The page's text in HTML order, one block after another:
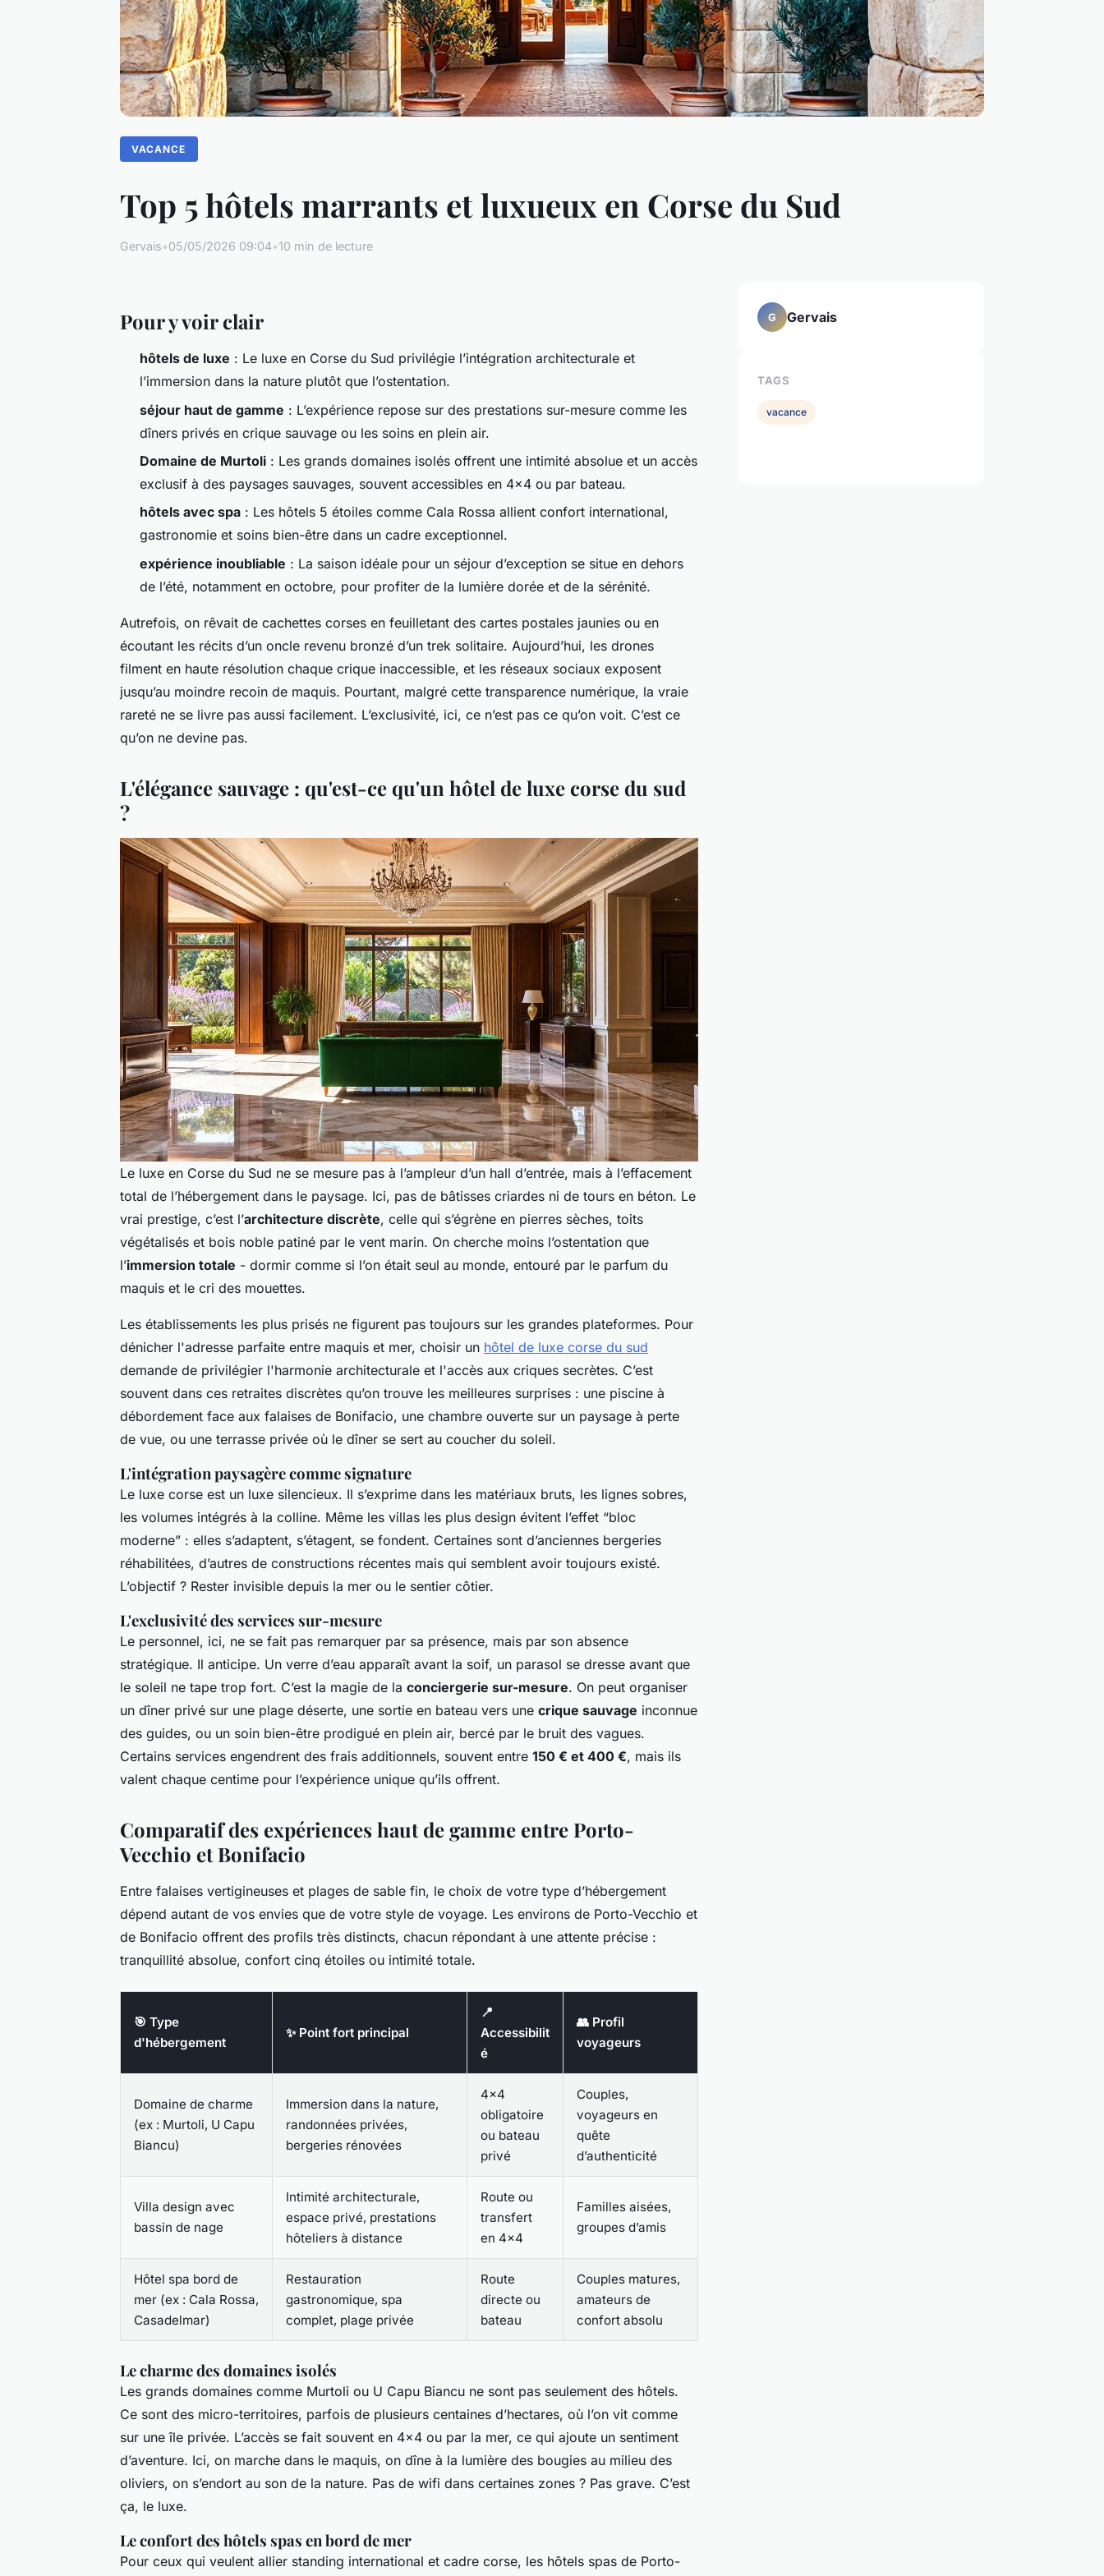
VACANCE
Top 5 hôtels marrants et luxueux en Corse du Sud
Gervais•05/05/2026 09:04•10 min de lecture
Pour y voir clair
hôtels de luxe : Le luxe en Corse du Sud privilégie l’intégration architecturale et
l’immersion dans la nature plutôt que l’ostentation.
séjour haut de gamme : L’expérience repose sur des prestations sur-mesure comme les
dîners privés en crique sauvage ou les soins en plein air.
Domaine de Murtoli : Les grands domaines isolés offrent une intimité absolue et un accès
exclusif à des paysages sauvages, souvent accessibles en 4x4 ou par bateau.
hôtels avec spa : Les hôtels 5 étoiles comme Cala Rossa allient confort international,
gastronomie et soins bien-être dans un cadre exceptionnel.
expérience inoubliable : La saison idéale pour un séjour d’exception se situe en dehors
de l’été, notamment en octobre, pour profiter de la lumière dorée et de la sérénité.
Autrefois, on rêvait de cachettes corses en feuilletant des cartes postales jaunies ou en
écoutant les récits d’un oncle revenu bronzé d’un trek solitaire. Aujourd’hui, les drones
filment en haute résolution chaque crique inaccessible, et les réseaux sociaux exposent
jusqu’au moindre recoin de maquis. Pourtant, malgré cette transparence numérique, la vraie
rareté ne se livre pas aussi facilement. L’exclusivité, ici, ce n’est pas ce qu’on voit. C’est ce
qu’on ne devine pas.
L'élégance sauvage : qu'est-ce qu'un hôtel de luxe corse du sud
?
Le luxe en Corse du Sud ne se mesure pas à l’ampleur d’un hall d’entrée, mais à l’effacement
total de l’hébergement dans le paysage. Ici, pas de bâtisses criardes ni de tours en béton. Le
vrai prestige, c’est l’architecture discrète, celle qui s’égrène en pierres sèches, toits
végétalisés et bois noble patiné par le vent marin. On cherche moins l’ostentation que
l’immersion totale - dormir comme si l’on était seul au monde, entouré par le parfum du
maquis et le cri des mouettes.
Les établissements les plus prisés ne figurent pas toujours sur les grandes plateformes. Pour
dénicher l'adresse parfaite entre maquis et mer, choisir un hôtel de luxe corse du sud
demande de privilégier l'harmonie architecturale et l'accès aux criques secrètes. C’est
souvent dans ces retraites discrètes qu’on trouve les meilleures surprises : une piscine à
débordement face aux falaises de Bonifacio, une chambre ouverte sur un paysage à perte
de vue, ou une terrasse privée où le dîner se sert au coucher du soleil.
L'intégration paysagère comme signature
Le luxe corse est un luxe silencieux. Il s’exprime dans les matériaux bruts, les lignes sobres,
les volumes intégrés à la colline. Même les villas les plus design évitent l’effet “bloc
moderne” : elles s’adaptent, s’étagent, se fondent. Certaines sont d’anciennes bergeries
réhabilitées, d’autres de constructions récentes mais qui semblent avoir toujours existé.
L’objectif ? Rester invisible depuis la mer ou le sentier côtier.
L'exclusivité des services sur-mesure
Le personnel, ici, ne se fait pas remarquer par sa présence, mais par son absence
stratégique. Il anticipe. Un verre d’eau apparaît avant la soif, un parasol se dresse avant que
le soleil ne tape trop fort. C’est la magie de la conciergerie sur-mesure. On peut organiser
un dîner privé sur une plage déserte, une sortie en bateau vers une crique sauvage inconnue
des guides, ou un soin bien-être prodigué en plein air, bercé par le bruit des vagues.
Certains services engendrent des frais additionnels, souvent entre 150 € et 400 €, mais ils
valent chaque centime pour l’expérience unique qu’ils offrent.
Comparatif des expériences haut de gamme entre Porto-
Vecchio et Bonifacio
Entre falaises vertigineuses et plages de sable fin, le choix de votre type d’hébergement
dépend autant de vos envies que de votre style de voyage. Les environs de Porto-Vecchio et
de Bonifacio offrent des profils très distincts, chacun répondant à une attente précise :
tranquillité absolue, confort cinq étoiles ou intimité totale.
🎯 Type
d'hébergement
✨ Point fort principal
📍
Accessibilit
é
👥 Profil
voyageurs
Domaine de charme
(ex : Murtoli, U Capu
Biancu)
Immersion dans la nature,
randonnées privées,
bergeries rénovées
4x4
obligatoire
ou bateau
privé
Couples,
voyageurs en
quête
d’authenticité
Villa design avec
bassin de nage
Intimité architecturale,
espace privé, prestations
hôteliers à distance
Route ou
transfert
en 4x4
Familles aisées,
groupes d’amis
Hôtel spa bord de
mer (ex : Cala Rossa,
Casadelmar)
Restauration
gastronomique, spa
complet, plage privée
Route
directe ou
bateau
Couples matures,
amateurs de
confort absolu
Le charme des domaines isolés
Les grands domaines comme Murtoli ou U Capu Biancu ne sont pas seulement des hôtels.
Ce sont des micro-territoires, parfois de plusieurs centaines d’hectares, où l’on vit comme
sur une île privée. L’accès se fait souvent en 4x4 ou par la mer, ce qui ajoute un sentiment
d’aventure. Ici, on marche dans le maquis, on dîne à la lumière des bougies au milieu des
oliviers, on s’endort au son de la nature. Pas de wifi dans certaines zones ? Pas grave. C’est
ça, le luxe.
Le confort des hôtels spas en bord de mer
Pour ceux qui veulent allier standing international et cadre corse, les hôtels spas de Porto-
G Gervais
TAGS
vacance